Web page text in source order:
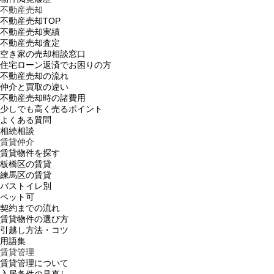
不動産売却
不動産売却TOP
不動産売却実績
不動産売却査定
空き家の売却相談窓口
住宅ローン返済でお困りの方
不動産売却の流れ
仲介と買取の違い
不動産売却時の諸費用
少しでも高く売るポイント
よくある質問
相続相談
賃貸仲介
賃貸物件を探す
板橋区の賃貸
練馬区の賃貸
バストイレ別
ペット可
契約までの流れ
賃貸物件の選び方
引越し方法・コツ
用語集
賃貸管理
賃貸管理について